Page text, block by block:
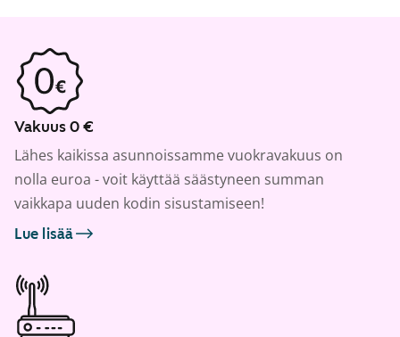
Vakuus 0 €
Lähes kaikissa asunnoissamme vuokravakuus on
nolla euroa - voit käyttää säästyneen summan
vaikkapa uuden kodin sisustamiseen!
Lue lisää